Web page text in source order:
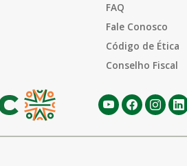
FAQ
Fale Conosco
Código de Ética
Conselho Fiscal